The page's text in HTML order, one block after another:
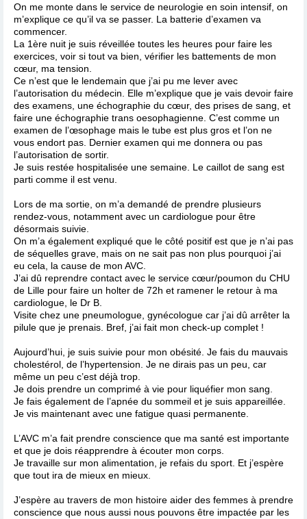
On me monte dans le service de neurologie en soin intensif, on
m’explique ce qu’il va se passer. La batterie d’examen va
commencer.
La 1ère nuit je suis réveillée toutes les heures pour faire les
exercices, voir si tout va bien, vérifier les battements de mon
cœur, ma tension.
Ce n’est que le lendemain que j’ai pu me lever avec
l’autorisation du médecin. Elle m’explique que je vais devoir faire
des examens, une échographie du cœur, des prises de sang, et
faire une échographie trans oesophagienne. C’est comme un
examen de l’œsophage mais le tube est plus gros et l’on ne
vous endort pas. Dernier examen qui me donnera ou pas
l’autorisation de sortir.
Je suis restée hospitalisée une semaine. Le caillot de sang est
parti comme il est venu.
Lors de ma sortie, on m’a demandé de prendre plusieurs
rendez-vous, notamment avec un cardiologue pour être
désormais suivie.
On m’a également expliqué que le côté positif est que je n’ai pas
de séquelles grave, mais on ne sait pas non plus pourquoi j’ai
eu cela, la cause de mon AVC.
J’ai dû reprendre contact avec le service cœur/poumon du CHU
de Lille pour faire un holter de 72h et ramener le retour à ma
cardiologue, le Dr B.
Visite chez une pneumologue, gynécologue car j’ai dû arrêter la
pilule que je prenais. Bref, j’ai fait mon check-up complet !
Aujourd’hui, je suis suivie pour mon obésité. Je fais du mauvais
cholestérol, de l’hypertension. Je ne dirais pas un peu, car
même un peu c’est déjà trop.
Je dois prendre un comprimé à vie pour liquéfier mon sang.
Je fais également de l’apnée du sommeil et je suis appareillée.
Je vis maintenant avec une fatigue quasi permanente.
L’AVC m’a fait prendre conscience que ma santé est importante
et que je dois réapprendre à écouter mon corps.
Je travaille sur mon alimentation, je refais du sport. Et j’espère
que tout ira de mieux en mieux.
J’espère au travers de mon histoire aider des femmes à prendre
conscience que nous aussi nous pouvons être impactée par les